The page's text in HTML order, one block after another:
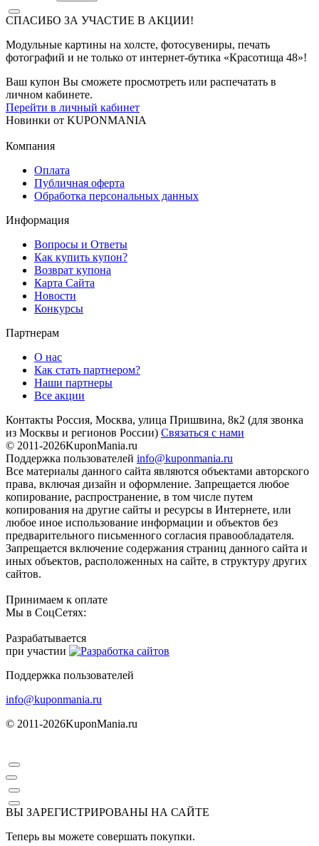
СПАСИБО ЗА УЧАСТИЕ В АКЦИИ!
Модульные картины на холсте, фотосувениры, печать
фотографий и не только от интернет-бутика «Красотища 48»!
Ваш купон Вы сможете просмотреть или распечатать в
личном кабинете.
Перейти в личный кабинет
Новинки от KUPONMANIA
Компания
Оплата
Публичная оферта
Обработка персональных данных
Информация
Вопросы и Ответы
Как купить купон?
Возврат купона
Карта Сайта
Новости
Конкурсы
Партнерам
О нас
Как стать партнером?
Наши партнеры
Все акции
Контакты Россия, Москва, улица Пришвина, 8к2 (для звонка
из Москвы и регионов России) Связаться с нами
© 2011-2026KuponMania.ru
Поддержка пользователей info@kuponmania.ru
Все материалы данного сайта являются объектами авторского
права, включая дизайн и оформление. Запрещается любое
копирование, распространение, в том числе путем
копирования на другие сайты и ресурсы в Интернете, или
любое иное использование информации и объектов без
предварительного письменного согласия правообладателя.
Запрещается включение содержания страниц данного сайта и
иных объектов, расположенных на сайте, в структуру других
сайтов.
Принимаем к оплате
Мы в СоцСетях:
Разрабатывается
при участии
Поддержка пользователей
info@kuponmania.ru
© 2011-2026KuponMania.ru
ВЫ ЗАРЕГИСТРИРОВАНЫ НА САЙТЕ
Теперь вы можете совершать покупки.